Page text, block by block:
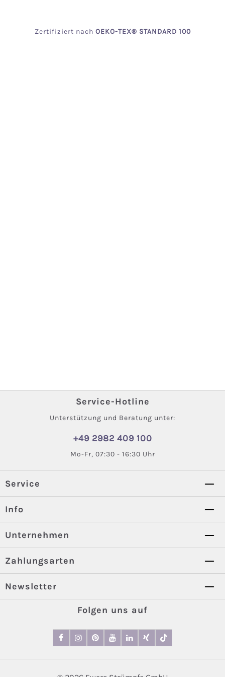
Zertifiziert nach OEKO-TEX® STANDARD 100
Service-Hotline
Unterstützung und Beratung unter:
+49 2982 409 100
Mo-Fr, 07:30 - 16:30 Uhr
Service
Info
Unternehmen
Zahlungsarten
Newsletter
Folgen uns auf